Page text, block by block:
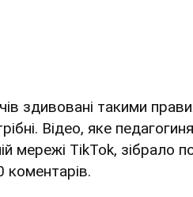
здивовані такими
Відео, яке педагогиня
мережі TikTok, зібрало
коментарів.